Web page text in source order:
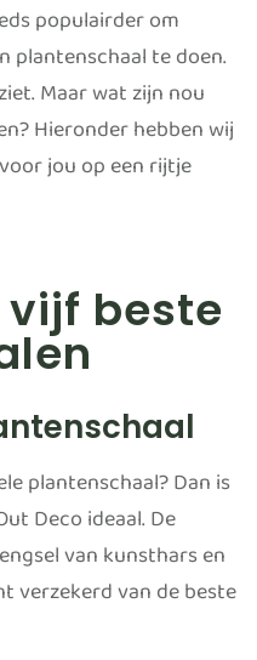
populairder om
plantenschaal te doen.
Maar wat zijn nou
Hieronder hebben wij
jou op een rijtje
beste
plantenschaal? Dan is
Deco ideaal. De
van kunsthars en
verzekerd van de beste